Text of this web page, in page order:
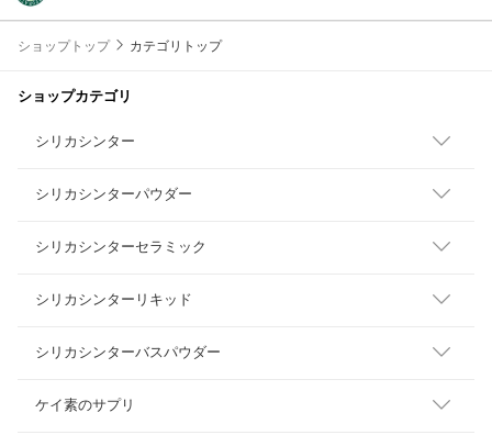
ショップトップ カテゴリトップ
ショップカテゴリ
シリカシンター
シリカシンターパウダー
シリカシンターセラミック
シリカシンターリキッド
シリカシンターバスパウダー
ケイ素のサプリ